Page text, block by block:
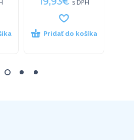
s DPH
Pridať do košíka